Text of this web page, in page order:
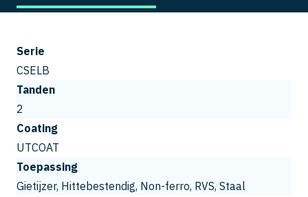
Serie
CSELB
Tanden
2
Coating
UTCOAT
Toepassing
Gietijzer, Hittebestendig, Non-ferro, RVS, Staal